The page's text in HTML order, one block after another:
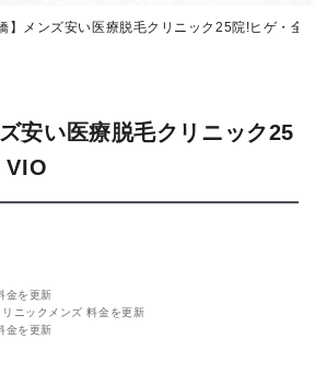
】メンズ安い医療脱毛クリニック25院!ヒゲ・全
安い医療脱毛クリニック25
VIO
金を更新
ニックメンズ 料金を更新
金を更新